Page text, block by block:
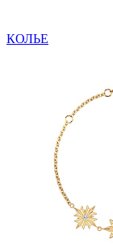
КОЛЬЕ